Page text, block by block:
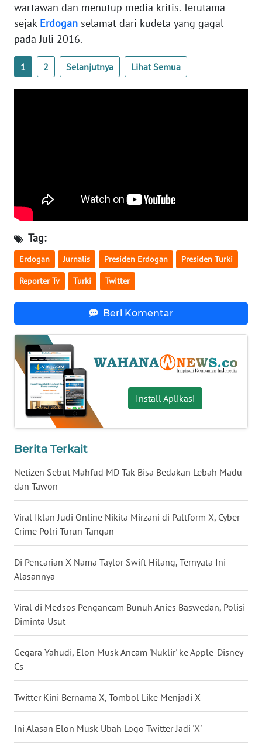
wartawan dan menutup media kritis. Terutama
sejak Erdogan selamat dari kudeta yang gagal
pada Juli 2016.
1 2 Selanjutnya Lihat Semua
Tag:
Erdogan Jurnalis Presiden Erdogan Presiden Turki
Reporter Tv Turki Twitter
Beri Komentar
Install Aplikasi
Berita Terkait
Netizen Sebut Mahfud MD Tak Bisa Bedakan Lebah Madu
dan Tawon
Viral Iklan Judi Online Nikita Mirzani di Paltform X, Cyber
Crime Polri Turun Tangan
Di Pencarian X Nama Taylor Swift Hilang, Ternyata Ini
Alasannya
Viral di Medsos Pengancam Bunuh Anies Baswedan, Polisi
Diminta Usut
Gegara Yahudi, Elon Musk Ancam 'Nuklir' ke Apple-Disney
Cs
Twitter Kini Bernama X, Tombol Like Menjadi X
Ini Alasan Elon Musk Ubah Logo Twitter Jadi 'X'
WN
NTT
WN
KEPRI
RIAU
WN
SERAMBI
WN
JAMBI
WN
SULTRA
WN
NTB
WN
SULTENG
SULBAR
BABEL
WN
SUMBAR
WN
SUMSEL
WN
BENGKULU
WN
JATENG